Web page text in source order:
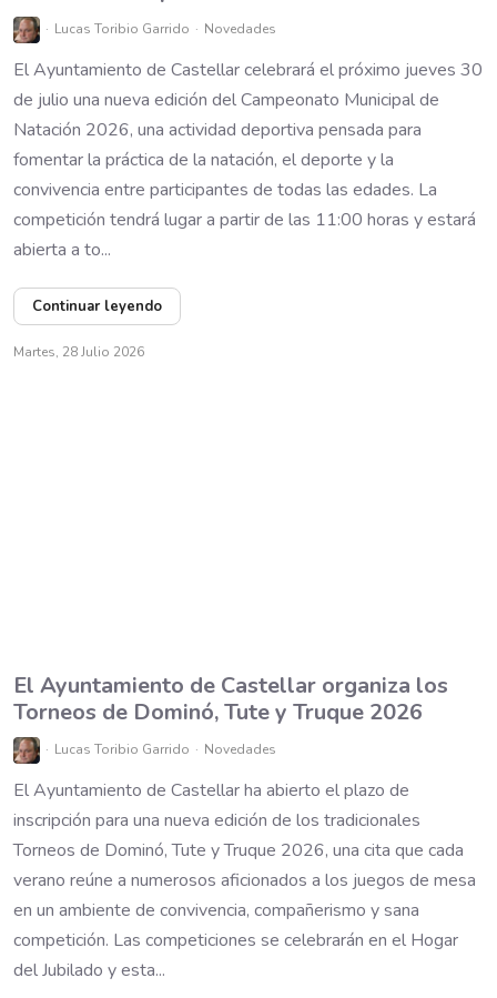
Lucas Toribio Garrido Novedades
El Ayuntamiento de Castellar celebrará el próximo jueves 30
de julio una nueva edición del Campeonato Municipal de
Natación 2026, una actividad deportiva pensada para
fomentar la práctica de la natación, el deporte y la
convivencia entre participantes de todas las edades. La
competición tendrá lugar a partir de las 11:00 horas y estará
abierta a to...
Continuar leyendo
Martes, 28 Julio 2026
El Ayuntamiento de Castellar organiza los
Torneos de Dominó, Tute y Truque 2026
Lucas Toribio Garrido Novedades
El Ayuntamiento de Castellar ha abierto el plazo de
inscripción para una nueva edición de los tradicionales
Torneos de Dominó, Tute y Truque 2026, una cita que cada
verano reúne a numerosos aficionados a los juegos de mesa
en un ambiente de convivencia, compañerismo y sana
competición. Las competiciones se celebrarán en el Hogar
del Jubilado y esta...